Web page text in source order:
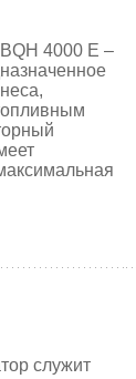
4000 E –
служит